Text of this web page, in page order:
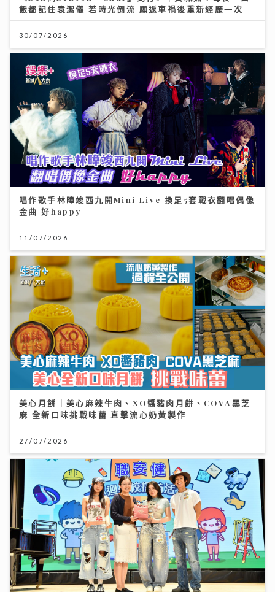
飯都記住袁潔儀 若時光倒流 願返車禍後重新經歷一次
30/07/2026
唱作歌手林暐竣西九開Mini Live 換足5套戰衣翻唱偶像
金曲 好happy
11/07/2026
美心月餅｜美心麻辣牛肉、XO醬豬肉月餅、COVA黑芝
麻 全新口味挑戰味蕾 直擊流心奶黃製作
27/07/2026